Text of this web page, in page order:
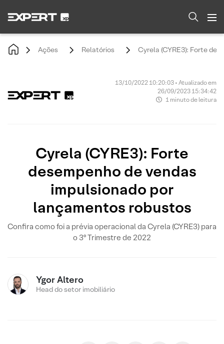
Ações Relatórios Cyrela (CYRE3): Forte
13/10/2022 10:20:03 • Atualizado em
26/09/2023 15:34:42
1 minuto de leitura
Cyrela (CYRE3): Forte
desempenho de vendas
impulsionado por
lançamentos robustos
Confira como foi a prévia operacional da Cyrela (CYRE3) para
o 3º Trimestre de 2022
Ygor Altero
Head do setor imobiliário